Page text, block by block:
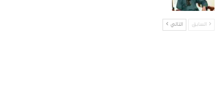
السابق التالي